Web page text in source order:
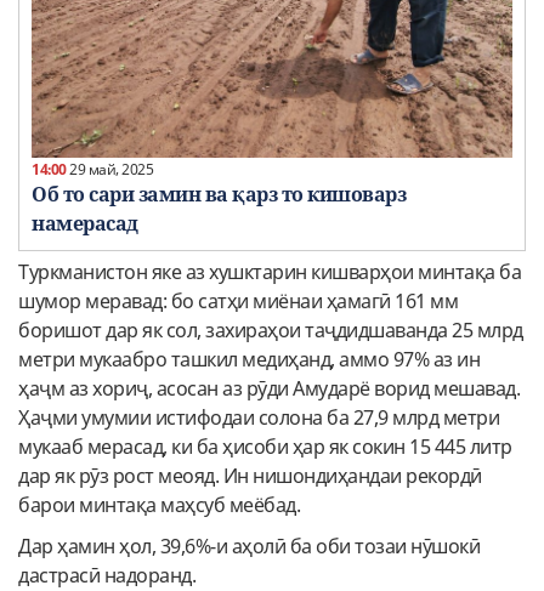
14:0029 май, 2025
Об то сари замин ва қарз то кишоварз
намерасад
Туркманистон яке аз хушктарин кишварҳои минтақа ба
шумор меравад: бо сатҳи миёнаи ҳамагӣ 161 мм
боришот дар як сол, захираҳои таҷдидшаванда 25 млрд
метри мукаабро ташкил медиҳанд, аммо 97% аз ин
ҳаҷм аз хориҷ, асосан аз рӯди Амударё ворид мешавад.
Ҳаҷми умумии истифодаи солона ба 27,9 млрд метри
мукааб мерасад, ки ба ҳисоби ҳар як сокин 15 445 литр
дар як рӯз рост меояд. Ин нишондиҳандаи рекордӣ
барои минтақа маҳсуб меёбад.
Дар ҳамин ҳол, 39,6%-и аҳолӣ ба оби тозаи нӯшокӣ
дастрасӣ надоранд.